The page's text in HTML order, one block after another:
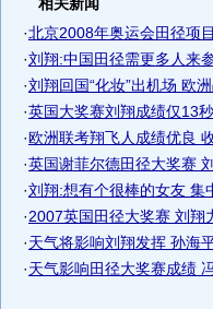
·北京2008年奥运会田径项
·刘翔:中国田径需更多人来
·刘翔回国“化妆”出机场 欧洲
·英国大奖赛刘翔成绩仅13秒
·欧洲联考翔飞人成绩优良
·英国谢菲尔德田径大奖赛
·刘翔:想有个很棒的女友 集
·2007英国田径大奖赛 刘翔
·天气将影响刘翔发挥 孙海
·天气影响田径大奖赛成绩